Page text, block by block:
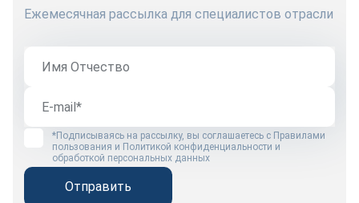
Ежемесячная рассылка для специалистов отрасли
*Подписываясь на рассылку, вы соглашаетесь с Правилами
пользования и Политикой конфиденциальности и
обработкой персональных данных
Отправить